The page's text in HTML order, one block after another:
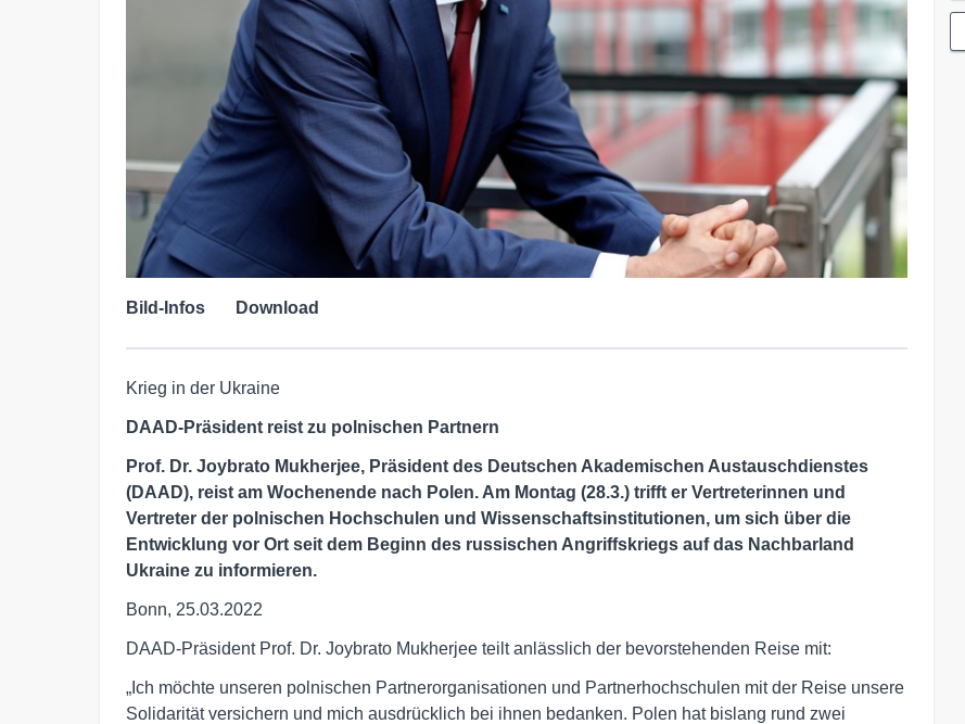
Bild-Infos Download
Krieg in der Ukraine
DAAD-Präsident reist zu polnischen Partnern
Prof. Dr. Joybrato Mukherjee, Präsident des Deutschen Akademischen Austauschdienstes
(DAAD), reist am Wochenende nach Polen. Am Montag (28.3.) trifft er Vertreterinnen und
Vertreter der polnischen Hochschulen und Wissenschaftsinstitutionen, um sich über die
Entwicklung vor Ort seit dem Beginn des russischen Angriffskriegs auf das Nachbarland
Ukraine zu informieren.
Bonn, 25.03.2022
DAAD-Präsident Prof. Dr. Joybrato Mukherjee teilt anlässlich der bevorstehenden Reise mit:
„Ich möchte unseren polnischen Partnerorganisationen und Partnerhochschulen mit der Reise unsere
Solidarität versichern und mich ausdrücklich bei ihnen bedanken. Polen hat bislang rund zwei